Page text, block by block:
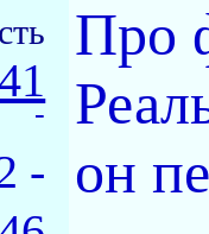
-
-
Про
он